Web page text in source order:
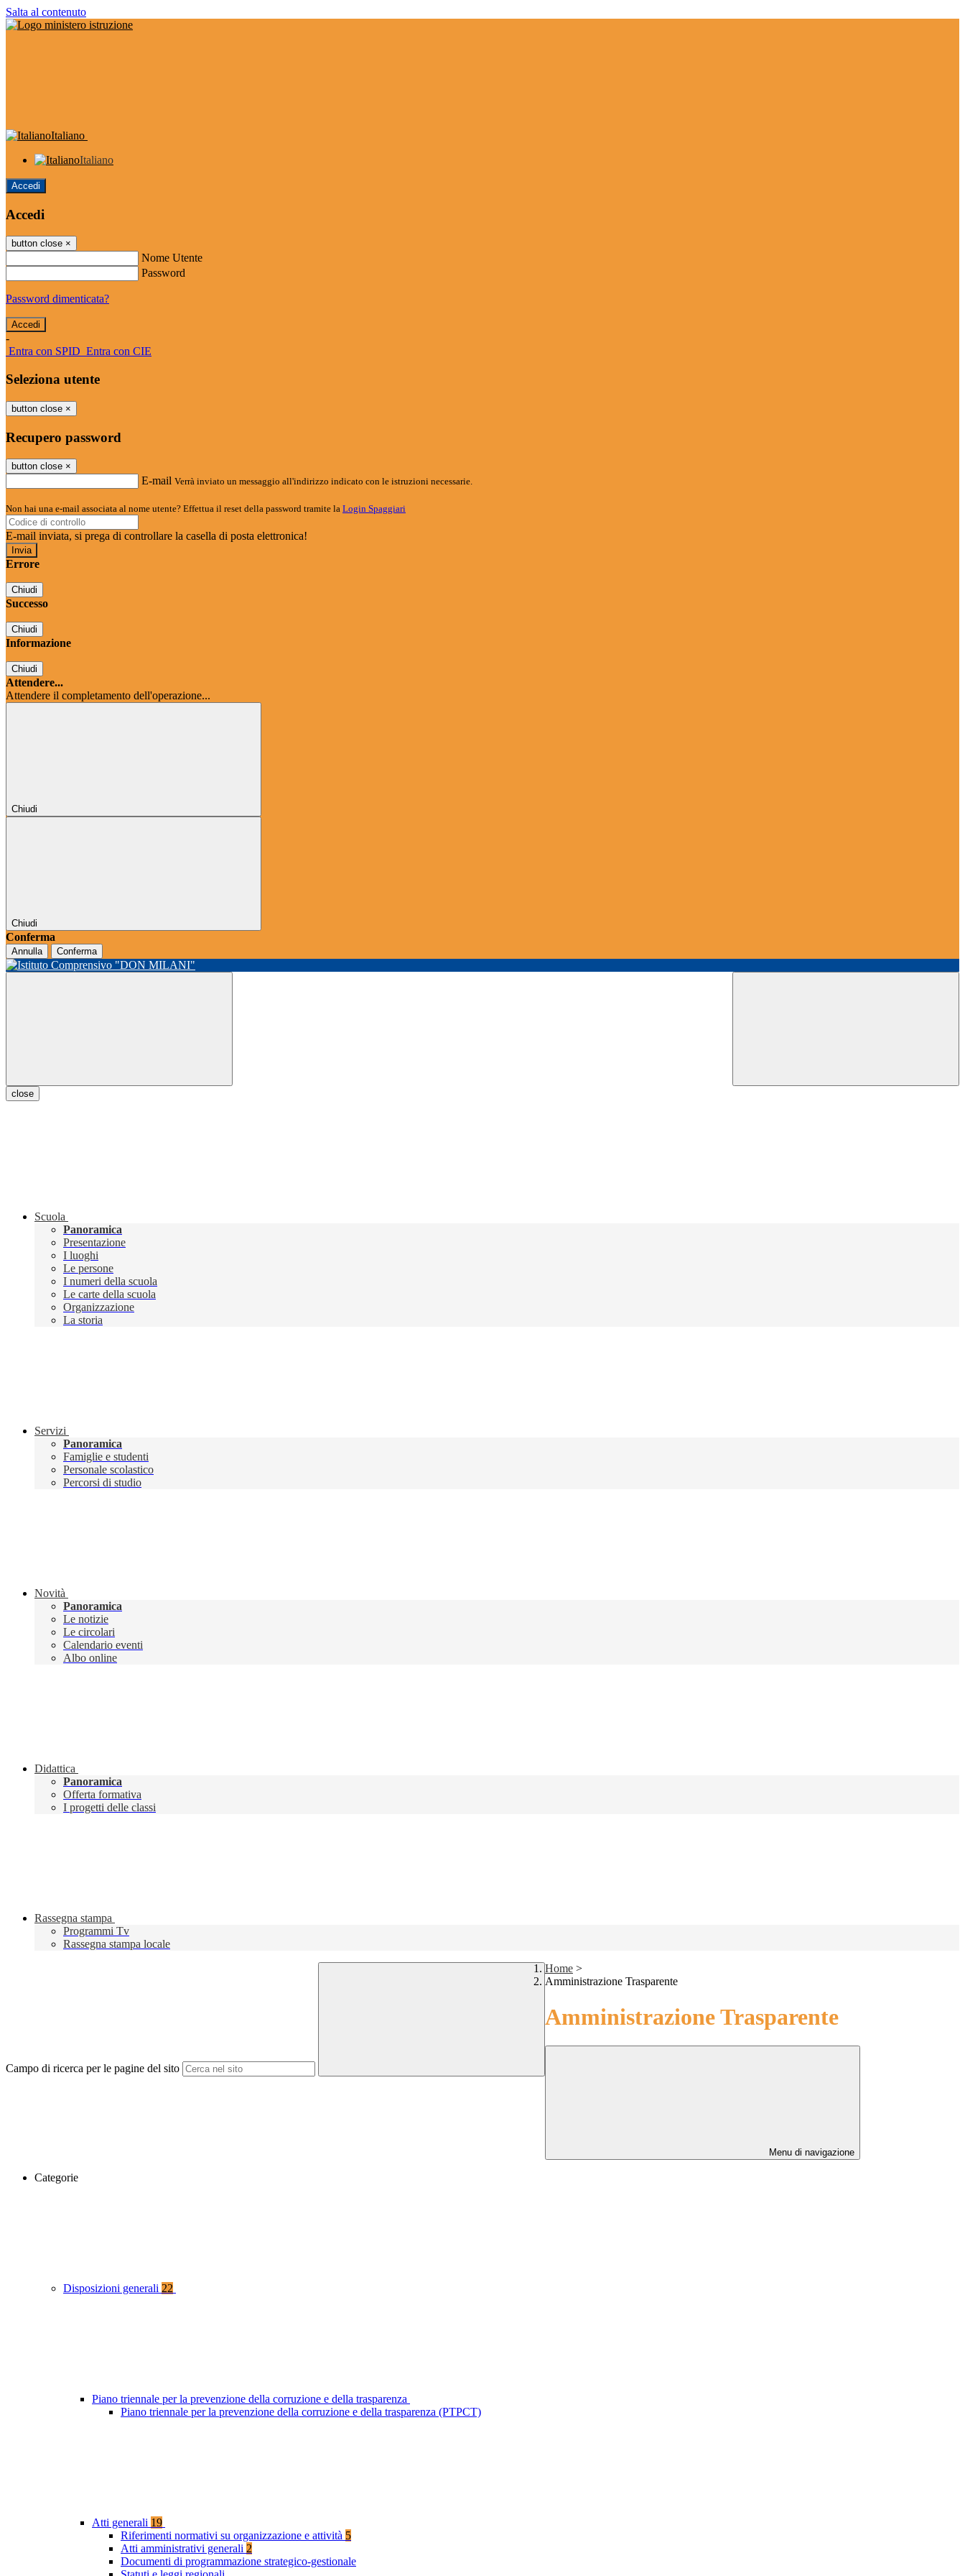
Salta al contenuto
Italiano
Italiano
Accedi
Accedi
button close ×
Nome Utente
Password
Password dimenticata?
-
Entra con SPID Entra con CIE
Seleziona utente
button close ×
Recupero password
button close ×
E-mail Verrà inviato un messaggio all'indirizzo indicato con le istruzioni necessarie.
Non hai una e-mail associata al nome utente? Effettua il reset della password tramite la Login Spaggiari
E-mail inviata, si prega di controllare la casella di posta elettronica!
Errore
Chiudi
Successo
Chiudi
Informazione
Chiudi
Attendere...
Attendere il completamento dell'operazione...
Chiudi
Chiudi
Conferma
Annulla Conferma
close
Scuola
Panoramica
Presentazione
I luoghi
Le persone
I numeri della scuola
Le carte della scuola
Organizzazione
La storia
Servizi
Panoramica
Famiglie e studenti
Personale scolastico
Percorsi di studio
Novità
Panoramica
Le notizie
Le circolari
Calendario eventi
Albo online
Didattica
Panoramica
Offerta formativa
I progetti delle classi
Rassegna stampa
Programmi Tv
Rassegna stampa locale
Campo di ricerca per le pagine del sito
Home >
Amministrazione Trasparente
Amministrazione Trasparente
Menu di navigazione
Categorie
Disposizioni generali 22
Piano triennale per la prevenzione della corruzione e della trasparenza
Piano triennale per la prevenzione della corruzione e della trasparenza (PTPCT)
Atti generali 19
Riferimenti normativi su organizzazione e attività 5
Atti amministrativi generali 2
Documenti di programmazione strategico-gestionale